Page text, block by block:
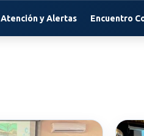
Atención y Alertas Encuentro